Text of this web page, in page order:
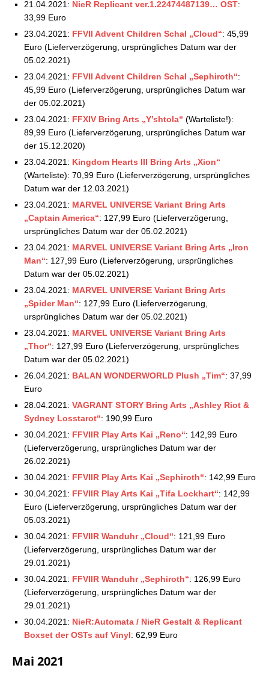
21.04.2021: NieR Replicant ver.1.22474487139… OST:
33,99 Euro
23.04.2021: FFVII Advent Children Schal „Cloud“: 45,99
Euro (Lieferverzögerung, ursprüngliches Datum war der
05.02.2021)
23.04.2021: FFVII Advent Children Schal „Sephiroth“:
45,99 Euro (Lieferverzögerung, ursprüngliches Datum war
der 05.02.2021)
23.04.2021: FFXIV Bring Arts „Y’shtola“ (Warteliste!):
89,99 Euro (Lieferverzögerung, ursprüngliches Datum war
der 15.12.2020)
23.04.2021: Kingdom Hearts III Bring Arts „Xion“
(Warteliste): 70,99 Euro (Lieferverzögerung, ursprüngliches
Datum war der 12.03.2021)
23.04.2021: MARVEL UNIVERSE Variant Bring Arts
„Captain America“: 127,99 Euro (Lieferverzögerung,
ursprüngliches Datum war der 05.02.2021)
23.04.2021: MARVEL UNIVERSE Variant Bring Arts „Iron
Man“: 127,99 Euro (Lieferverzögerung, ursprüngliches
Datum war der 05.02.2021)
23.04.2021: MARVEL UNIVERSE Variant Bring Arts
„Spider Man“: 127,99 Euro (Lieferverzögerung,
ursprüngliches Datum war der 05.02.2021)
23.04.2021: MARVEL UNIVERSE Variant Bring Arts
„Thor“: 127,99 Euro (Lieferverzögerung, ursprüngliches
Datum war der 05.02.2021)
26.04.2021: BALAN WONDERWORLD Plush „Tim“: 37,99
Euro
28.04.2021: VAGRANT STORY Bring Arts „Ashley Riot &
Sydney Losstarot“: 190,99 Euro
30.04.2021: FFVIIR Play Arts Kai „Reno“: 142,99 Euro
(Lieferverzögerung, ursprüngliches Datum war der
26.02.2021)
30.04.2021: FFVIIR Play Arts Kai „Sephiroth“: 142,99 Euro
30.04.2021: FFVIIR Play Arts Kai „Tifa Lockhart“: 142,99
Euro (Lieferverzögerung, ursprüngliches Datum war der
05.03.2021)
30.04.2021: FFVIIR Wanduhr „Cloud“: 121,99 Euro
(Lieferverzögerung, ursprüngliches Datum war der
29.01.2021)
30.04.2021: FFVIIR Wanduhr „Sephiroth“: 126,99 Euro
(Lieferverzögerung, ursprüngliches Datum war der
29.01.2021)
30.04.2021: NieR:Automata / NieR Gestalt & Replicant
Boxset der OSTs auf Vinyl: 62,99 Euro
Mai 2021